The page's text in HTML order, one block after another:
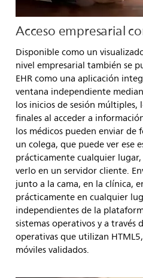
Acceso empresarial
Disponible como un
nivel empresarial también se
EHR como una aplicación
ventana independiente
los inicios de sesión
finales al acceder a
los médicos pueden enviar de
un colega, que puede ver ese
prácticamente cualquier
verlo en un servidor cliente.
junto a la cama, en la clínica,
prácticamente en cualquier
independientes de la
sistemas operativos y a
operativas que utilizan
móviles validados.